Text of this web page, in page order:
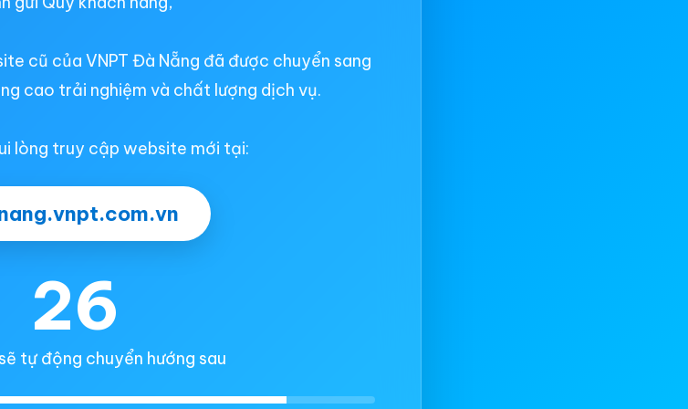
cũ của VNPT Đà Nẵng đã được chuyển sang
cao trải nghiệm và chất lượng dịch vụ.
lòng truy cập website mới tại:
26
tự động chuyển hướng sau